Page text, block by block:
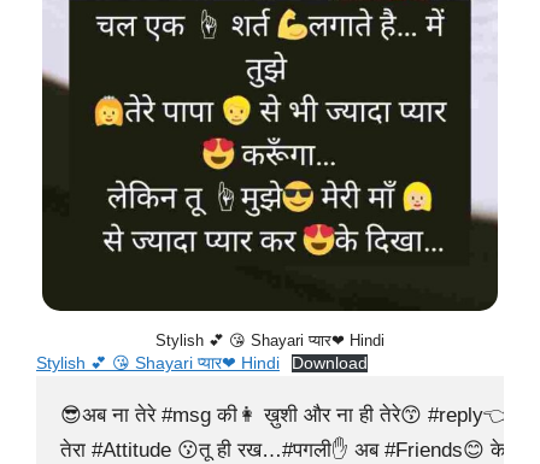
Stylish 💕 😘 Shayari प्यार❤ Hindi
Stylish 💕 😘 Shayari प्यार❤ Hindi
Download
😎अब ना तेरे #msg की👩 ख़ुशी और ना ही तेरे😙
तेरा #Attitude 😗तू ही रख…#पगली✋ अब #Friends😊 के